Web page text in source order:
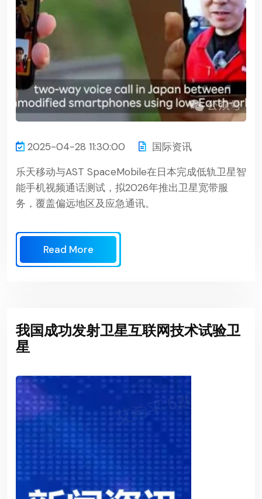
2025-04-28 11:30:00
国际资讯
乐天移动与AST SpaceMobile在日本完成低轨卫星智
能手机视频通话测试，拟2026年推出卫星宽带服
务，覆盖偏远地区及应急通讯。
Read More
我国成功发射卫星互联网技术试验卫
星